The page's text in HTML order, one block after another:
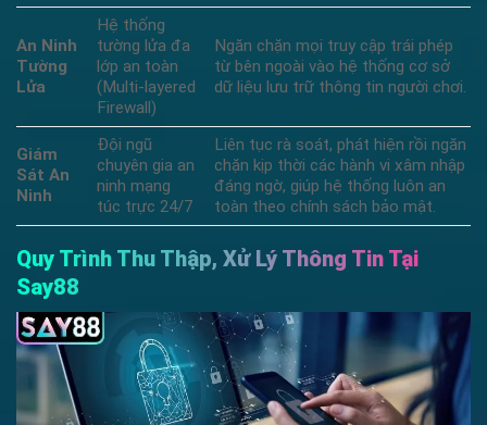
An Ninh
Tường
Lửa
Hệ thống
tường lửa đa
lớp an toàn
(Multi-layered
Firewall)
Ngăn chặn mọi truy cập trái phép
từ bên ngoài vào hệ thống cơ sở
dữ liệu lưu trữ thông tin người chơi.
Giám
Sát An
Ninh
Đội ngũ
chuyên gia an
ninh mạng
túc trực 24/7
Liên tục rà soát, phát hiện rồi ngăn
chặn kịp thời các hành vi xâm nhập
đáng ngờ, giúp hệ thống luôn an
toàn theo chính sách bảo mật.
Quy Trình Thu Thập, Xử Lý Thông Tin Tại
Say88